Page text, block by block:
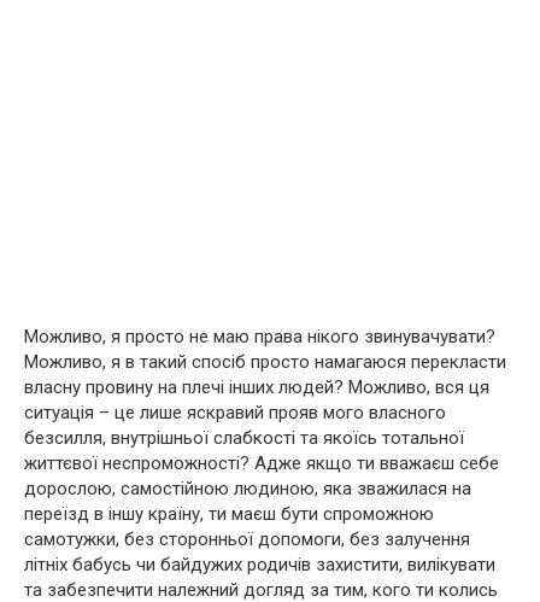
Можливо, я просто не маю права нікого звинувачувати?
Можливо, я в такий спосіб просто намагаюся перекласти
власну провину на плечі інших людей? Можливо, вся ця
ситуація – це лише яскравий прояв мого власного
безсилля, внутрішньої слабкості та якоїсь тотальної
життєвої неспроможності? Адже якщо ти вважаєш себе
дорослою, самостійною людиною, яка зважилася на
переїзд в іншу країну, ти маєш бути спроможною
самотужки, без сторонньої допомоги, без залучення
літніх бабусь чи байдужих родичів захистити, вилікувати
та забезпечити належний догляд за тим, кого ти колись